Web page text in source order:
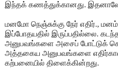
இந்தக் கணத்துக்கானது.
மனமோ நெஞ்சுக்கு நேர் எதிர்.,
இப்போதயதில் இருப்பதில்லை.
அனுபவங்களை அசைப் போட்டுக்
அத்தகைய அனுபவங்களை
கற்பனையில் திளைக்கின்றது.